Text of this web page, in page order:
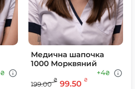
₴
Медична шапочка
1000 Морквяний
199.00
₴ 99.50 ₴
+4₴